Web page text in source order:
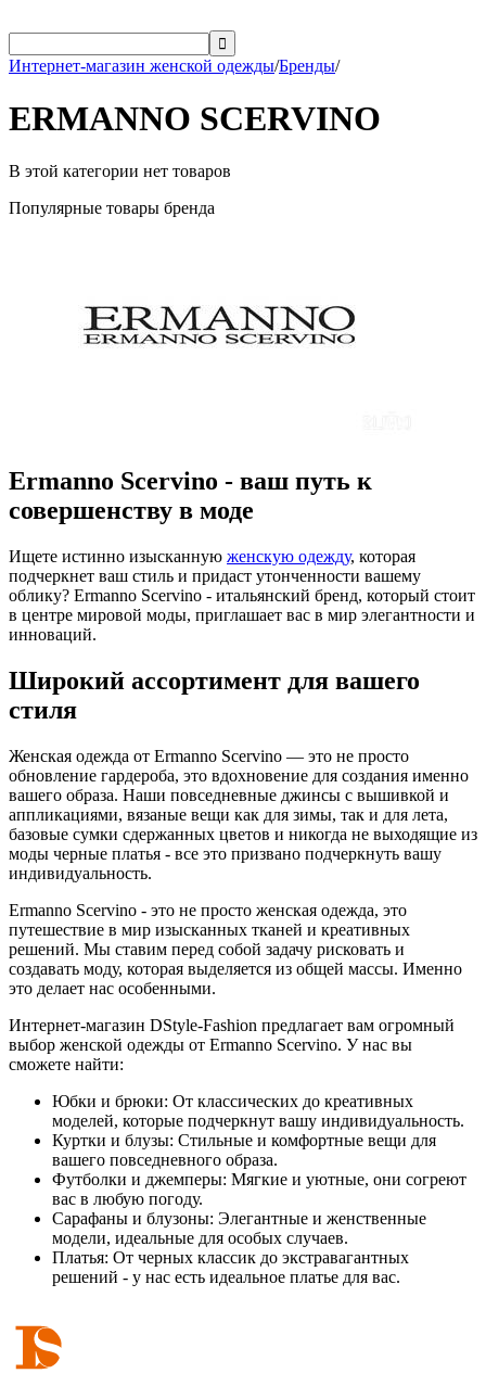

Интернет-магазин женской одежды/Бренды/
ERMANNO SCERVINO
В этой категории нет товаров
Популярные товары бренда
Ermanno Scervino - ваш путь к
совершенству в моде
Ищете истинно изысканную женскую одежду, которая
подчеркнет ваш стиль и придаст утонченности вашему
облику? Ermanno Scervino - итальянский бренд, который стоит
в центре мировой моды, приглашает вас в мир элегантности и
инноваций.
Широкий ассортимент для вашего
стиля
Женская одежда от Ermanno Scervino — это не просто
обновление гардероба, это вдохновение для создания именно
вашего образа. Наши повседневные джинсы с вышивкой и
аппликациями, вязаные вещи как для зимы, так и для лета,
базовые сумки сдержанных цветов и никогда не выходящие из
моды черные платья - все это призвано подчеркнуть вашу
индивидуальность.
Ermanno Scervino - это не просто женская одежда, это
путешествие в мир изысканных тканей и креативных
решений. Мы ставим перед собой задачу рисковать и
создавать моду, которая выделяется из общей массы. Именно
это делает нас особенными.
Интернет-магазин DStyle-Fashion предлагает вам огромный
выбор женской одежды от Ermanno Scervino. У нас вы
сможете найти:
Юбки и брюки: От классических до креативных
моделей, которые подчеркнут вашу индивидуальность.
Куртки и блузы: Стильные и комфортные вещи для
вашего повседневного образа.
Футболки и джемперы: Мягкие и уютные, они согреют
вас в любую погоду.
Сарафаны и блузоны: Элегантные и женственные
модели, идеальные для особых случаев.
Платья: От черных классик до экстравагантных
решений - у нас есть идеальное платье для вас.